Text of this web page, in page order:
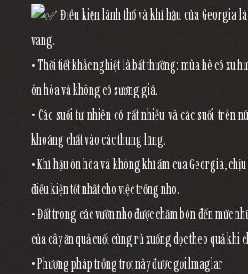
Điều kiện lãnh thổ và khí hậu của Georgia
vang.
• Thời tiết khắc nghiệt là bất thường: mùa hè có xu
ôn hòa và không có sương giá.
• Các suối tự nhiên có rất nhiều và các suối trên
khoáng chất vào các thung lũng.
• Khí hậu ôn hòa và không khí ẩm của Georgia,
điều kiện tốt nhất cho việc trồng nho.
• Đất trong các vườn nho được chăm bón đến mức
của cây ăn quả cuối cùng rủ xuống dọc theo quả khi
• Phương pháp trồng trọt này được gọi lmaglar